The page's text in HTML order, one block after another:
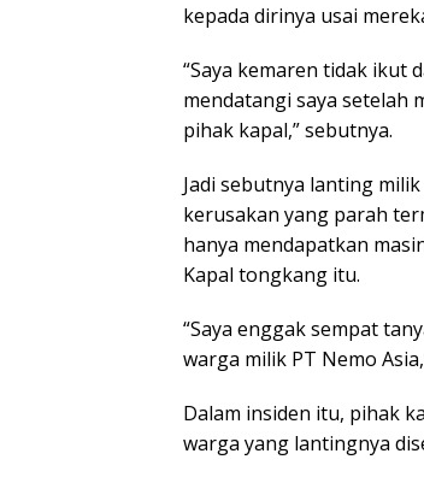
kepada dirinya usai
“Saya kemaren tidak ikut
mendatangi saya setelah
pihak kapal,” sebutnya.
Jadi sebutnya lanting
kerusakan yang parah
hanya mendapatkan
Kapal tongkang itu.
“Saya enggak sempat
warga milik PT Nemo
Dalam insiden itu, pihak
warga yang lantingnya